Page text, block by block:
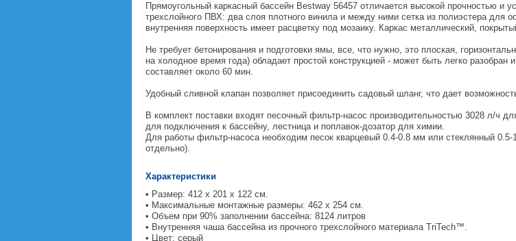
Прямоугольный каркасный бассейн Bestway 56457 отличается высокой прочностью и
трехслойного ПВХ: два слоя плотного винила и между ними сетка из полиэстера для
внутренняя поверхность имеет расцветку под мозаику. Каркас металлический,
Не требует бетонирования и подготовки ямы, все, что нужно, это плоская,
на холодное время года) обладает простой конструкцией - может быть легко
составляет около 60 мин.
Удобный сливной клапан позволяет присоединить садовый шланг, что дает
В комплект поставки входят песочный фильтр-насос производительностью 3028 л/ч
для подключения к бассейну, лестница и поплавок-дозатор для химии.
Для работы фильтр-насоса необходим песок кварцевый 0.4-0.8 мм или стеклянный
отдельно).
Характеристики
• Размер: 412 х 201 х 122 см.
• Максимальные монтажные размеры: 462 x 254 см.
• Объем при 90% заполнении бассейна: 8124 литров
• Внутренняя чаша бассейна из прочного трехслойного материала TriTech™.
• Цвет: серый